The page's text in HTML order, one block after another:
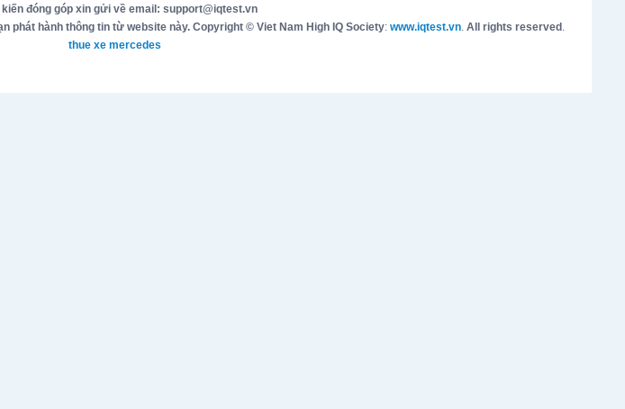
kiến đóng góp xin gửi về email: support@iqtest.vn
phát hành thông tin từ website này. Copyright © Viet Nam High IQ Society: www.iqtest.vn. All rights reserved .
thue xe mercedes